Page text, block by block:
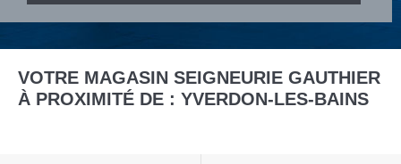
VOTRE MAGASIN SEIGNEURIE GAUTHIER
À PROXIMITÉ DE : YVERDON-LES-BAINS